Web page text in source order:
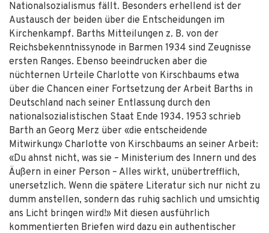
Nationalsozialismus fällt. Besonders erhellend ist der
Austausch der beiden über die Entscheidungen im
Kirchenkampf. Barths Mitteilungen z. B. von der
Reichsbekenntnissynode in Barmen 1934 sind Zeugnisse
ersten Ranges. Ebenso beeindrucken aber die
nüchternen Urteile Charlotte von Kirschbaums etwa
über die Chancen einer Fortsetzung der Arbeit Barths in
Deutschland nach seiner Entlassung durch den
nationalsozialistischen Staat Ende 1934. 1953 schrieb
Barth an Georg Merz über «die entscheidende
Mitwirkung» Charlotte von Kirschbaums an seiner Arbeit:
«Du ahnst nicht, was sie – Ministerium des Innern und des
Äußern in einer Person – Alles wirkt, unübertrefflich,
unersetzlich. Wenn die spätere Literatur sich nur nicht zu
dumm anstellen, sondern das ruhig sachlich und umsichtig
ans Licht bringen wird!» Mit diesen ausführlich
kommentierten Briefen wird dazu ein authentischer